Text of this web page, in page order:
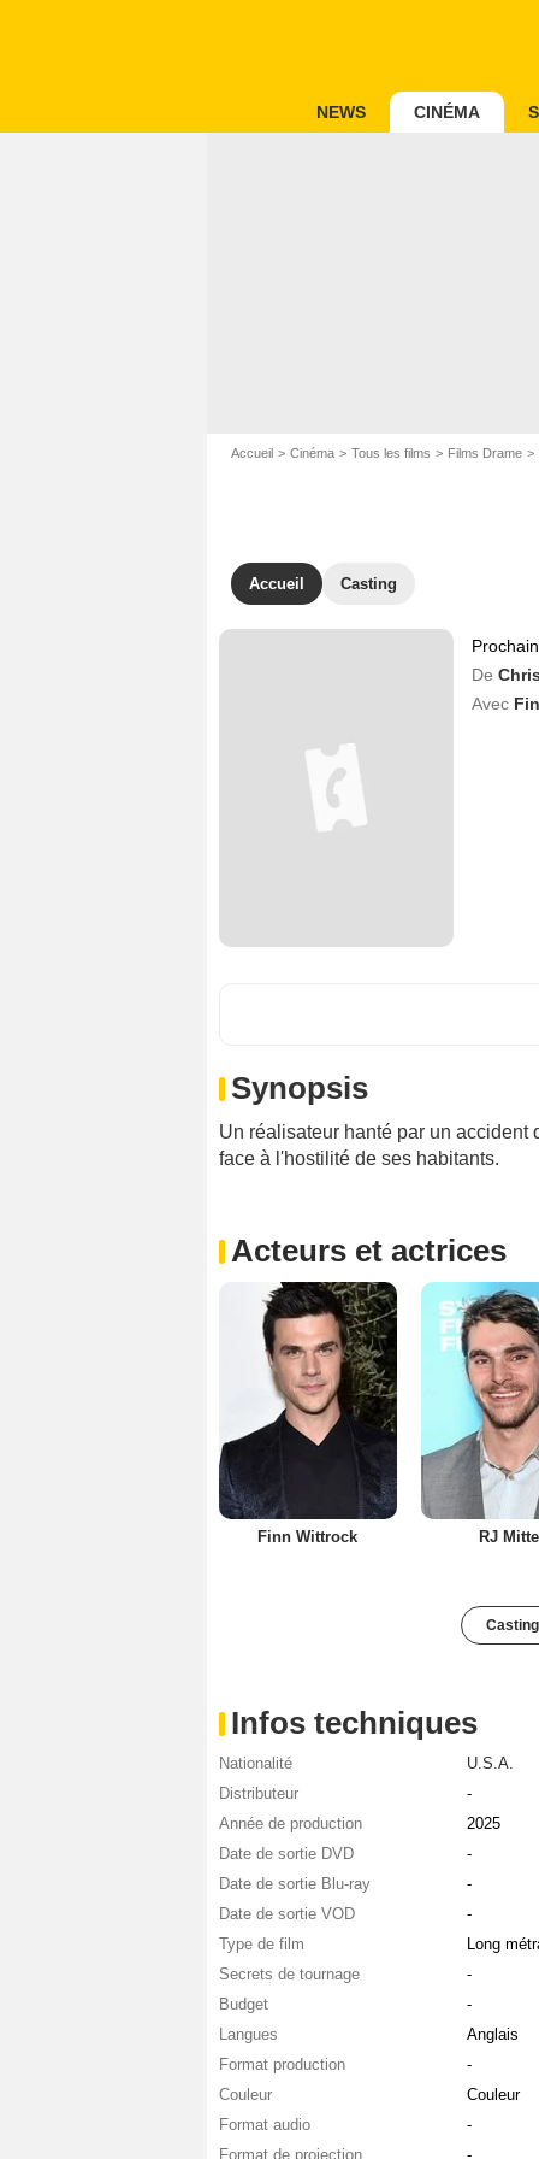
NEWS CINÉMA
Accueil Cinéma Tous les films Films Drame
Accueil Casting
De
Avec
Synopsis
Un réalisateur hanté par un
face à l'hostilité de ses habitants.
Acteurs et actrices
Finn Wittrock RJ Mitte
Infos techniques
Nationalité
U.S.A.
Distributeur
-
Année de production
2025
Date de sortie DVD
-
Date de sortie Blu-ray
-
Date de sortie VOD
-
Type de film
Long
Secrets de tournage
-
Budget
-
Langues
Anglais
Format production
-
Couleur
Couleur
Format audio
-
Format de projection
-